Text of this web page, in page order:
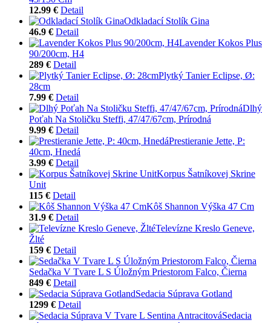
12.99 € Detail
Odkladací Stolík Gina
46.9 € Detail
Lavender Kokos Plus
90/200cm, H4
289 € Detail
Plytký Tanier Eclipse, Ø:
28cm
7.99 € Detail
Dlhý
Poťah Na Stoličku Steffi, 47/47/67cm, Prírodná
9.99 € Detail
Prestieranie Jette, P:
40cm, Hnedá
3.99 € Detail
Korpus Šatníkovej Skrine
Unit
115 € Detail
Kôš Shannon Výška 47 Cm
31.9 € Detail
Televízne Kreslo Geneve,
Žlté
159 € Detail
Sedačka V Tvare L S Úložným Priestorom Falco, Čierna
849 € Detail
Sedacia Súprava Gotland
1299 € Detail
Sedacia